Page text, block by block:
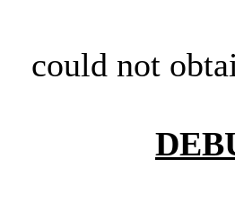
could not